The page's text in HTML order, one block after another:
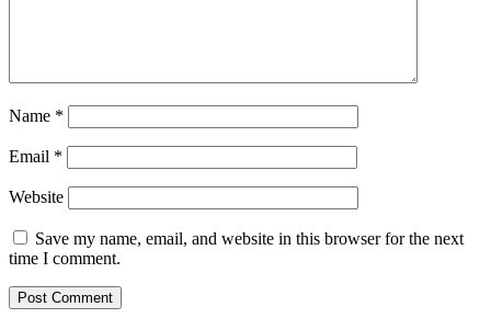
Name *
Email *
Website
Save my name, email, and website in this browser for the next
time I comment.